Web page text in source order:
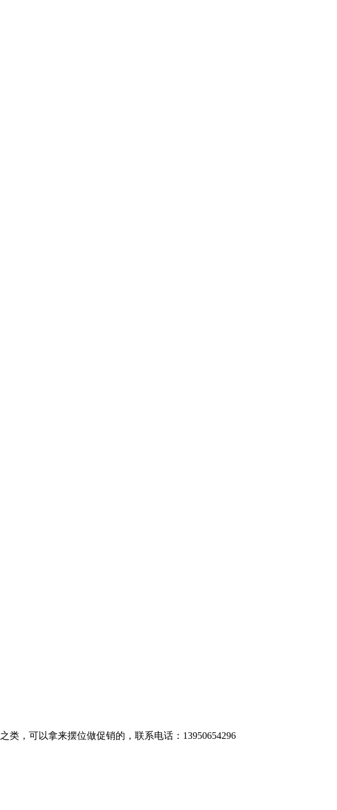
，可以拿来摆位做促销的，联系电话：13950654296